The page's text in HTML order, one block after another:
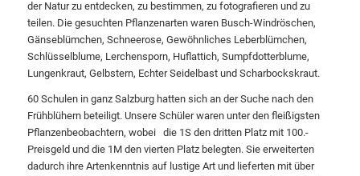
der Natur zu entdecken, zu bestimmen, zu fotografieren und zu
teilen. Die gesuchten Pflanzenarten waren Busch-Windröschen,
Gänseblümchen, Schneerose, Gewöhnliches Leberblümchen,
Schlüsselblume, Lerchensporn, Huflattich, Sumpfdotterblume,
Lungenkraut, Gelbstern, Echter Seidelbast und Scharbockskraut.
60 Schulen in ganz Salzburg hatten sich an der Suche nach den
Frühblühern beteiligt. Unsere Schüler waren unter den fleißigsten
Pflanzenbeobachtern, wobei die 1S den dritten Platz mit 100.-
Preisgeld und die 1M den vierten Platz belegten. Sie erweiterten
dadurch ihre Artenkenntnis auf lustige Art und lieferten mit über